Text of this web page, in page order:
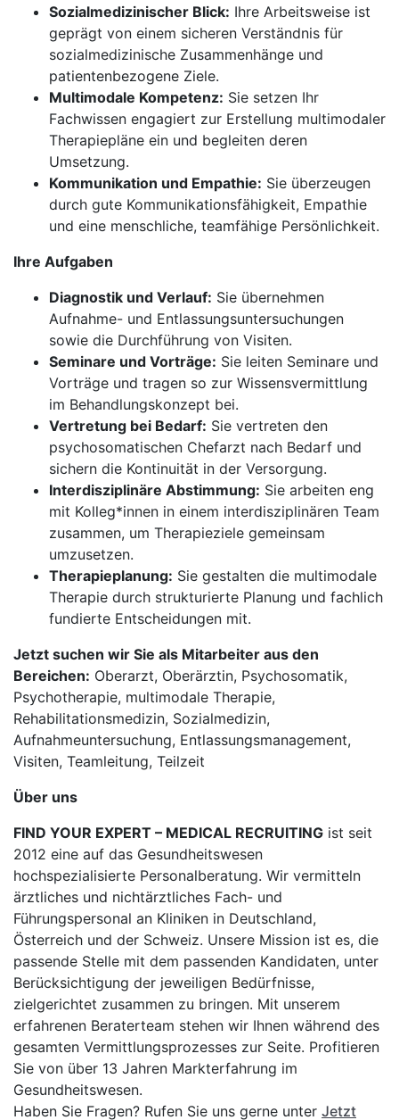
Sozialmedizinischer Blick: Ihre Arbeitsweise ist
geprägt von einem sicheren Verständnis für
sozialmedizinische Zusammenhänge und
patientenbezogene Ziele.
Multimodale Kompetenz: Sie setzen Ihr
Fachwissen engagiert zur Erstellung multimodaler
Therapiepläne ein und begleiten deren
Umsetzung.
Kommunikation und Empathie: Sie überzeugen
durch gute Kommunikationsfähigkeit, Empathie
und eine menschliche, teamfähige Persönlichkeit.
Ihre Aufgaben
Diagnostik und Verlauf: Sie übernehmen
Aufnahme- und Entlassungsuntersuchungen
sowie die Durchführung von Visiten.
Seminare und Vorträge: Sie leiten Seminare und
Vorträge und tragen so zur Wissensvermittlung
im Behandlungskonzept bei.
Vertretung bei Bedarf: Sie vertreten den
psychosomatischen Chefarzt nach Bedarf und
sichern die Kontinuität in der Versorgung.
Interdisziplinäre Abstimmung: Sie arbeiten eng
mit Kolleg*innen in einem interdisziplinären Team
zusammen, um Therapieziele gemeinsam
umzusetzen.
Therapieplanung: Sie gestalten die multimodale
Therapie durch strukturierte Planung und fachlich
fundierte Entscheidungen mit.
Jetzt suchen wir Sie als Mitarbeiter aus den
Bereichen: Oberarzt, Oberärztin, Psychosomatik,
Psychotherapie, multimodale Therapie,
Rehabilitationsmedizin, Sozialmedizin,
Aufnahmeuntersuchung, Entlassungsmanagement,
Visiten, Teamleitung, Teilzeit
Über uns
FIND YOUR EXPERT – MEDICAL RECRUITING ist seit
2012 eine auf das Gesundheitswesen
hochspezialisierte Personalberatung. Wir vermitteln
ärztliches und nichtärztliches Fach- und
Führungspersonal an Kliniken in Deutschland,
Österreich und der Schweiz. Unsere Mission ist es, die
passende Stelle mit dem passenden Kandidaten, unter
Berücksichtigung der jeweiligen Bedürfnisse,
zielgerichtet zusammen zu bringen. Mit unserem
erfahrenen Beraterteam stehen wir Ihnen während des
gesamten Vermittlungsprozesses zur Seite. Profitieren
Sie von über 13 Jahren Markterfahrung im
Gesundheitswesen.
Haben Sie Fragen? Rufen Sie uns gerne unter Jetzt